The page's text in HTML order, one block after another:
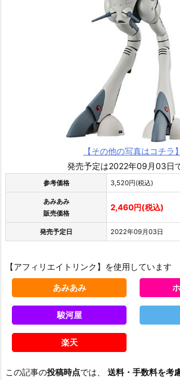
【その他の写真はコチラ】
発売予定は2022年09月03日で
参考価格 3,520円(税込)
あみあみ
販売価格
2,460円(税込)
発売予定日 2022年09月03日
【アフィリエイトリンク】を使用しています
あみあみ
駿河屋
楽天
この記事の投稿時点では、 送料・手数料を考